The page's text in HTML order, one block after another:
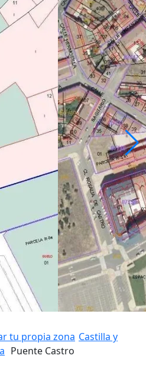
tu propia zona Castilla y
Puente Castro